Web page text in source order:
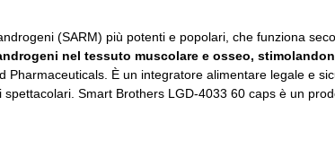
(SARM) più potenti e popolari, che funziona
nel tessuto muscolare e osseo,
Pharmaceuticals. È un integratore alimentare legale e
Smart Brothers LGD-4033 60 caps è un